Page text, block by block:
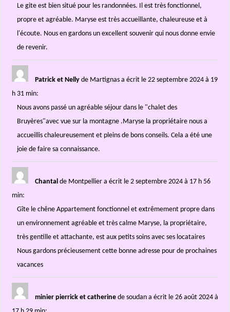
Le gite est bien situé pour les randonnées. Il est très fonctionnel,
propre et agréable. Maryse est très accueillante, chaleureuse et à
l'écoute. Nous en gardons un excellent souvenir qui nous donne envie
de revenir.
Patrick et Nelly de Martignas a écrit le 22 septembre 2024à 19
h 31 min:
Nous avons passé un agréable séjour dans le "chalet des
Bruyères"avec vue sur la montagne .Maryse la propriétaire nous a
accueillis chaleureusement et pleins de bons conseils. Cela a été une
joie de faire sa connaissance.
Chantal de Montpellier a écrit le 2 septembre 2024à 17 h 56
min:
Gîte le chêne Appartement fonctionnel et extrêmement propre dans
un environnement agréable et très calme Maryse, la propriétaire,
très gentille et attachante, est aux petits soins avec ses locataires
Nous gardons précieusement cette bonne adresse pour de prochaines
vacances
minier pierrick et catherine de soudan a écrit le 26 août 2024à